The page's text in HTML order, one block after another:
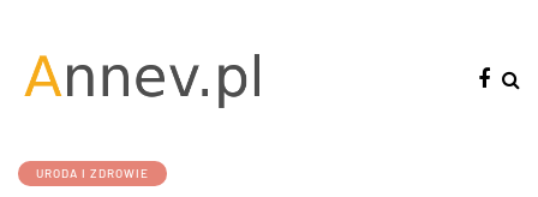
URODA I ZDROWIE